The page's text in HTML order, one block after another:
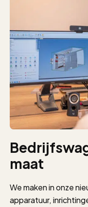
maat
We maken in onze
apparatuur,